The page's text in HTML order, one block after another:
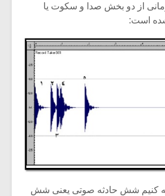
از دو بخش صدا و سکوت یا
است:
کنیم شش حادثه صوتی یعنی شش